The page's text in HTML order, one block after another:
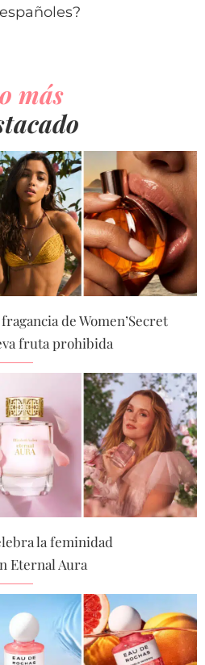
más
de Women’Secret
fruta prohibida
la feminidad
Eternal Aura